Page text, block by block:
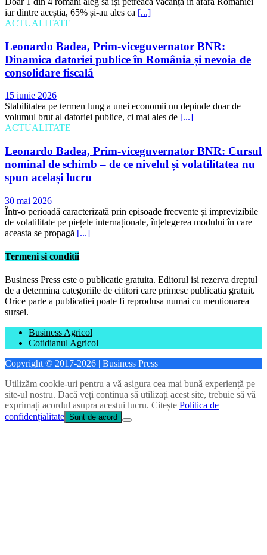
iar dintre aceștia, 65% și-au ales ca [...]
ACTUALITATE
Leonardo Badea, Prim-viceguvernator BNR:
Dinamica datoriei publice în România și nevoia de
consolidare fiscală
15 iunie 2026
Stabilitatea pe termen lung a unei economii nu depinde doar de
volumul brut al datoriei publice, ci mai ales de [...]
ACTUALITATE
Leonardo Badea, Prim-viceguvernator BNR: Cursul
nominal de schimb – de ce nivelul și volatilitatea nu
spun același lucru
30 mai 2026
Într-o perioadă caracterizată prin episoade frecvente și imprevizibile
de volatilitate pe piețele internaționale, înțelegerea modului în care
aceasta se propagă [...]
Termeni si conditii
Business Press este o publicatie gratuita. Editorul isi rezerva dreptul
de a determina categoriile de cititori care primesc publicatia gratuit.
Orice parte a publicatiei poate fi reprodusa numai cu mentionarea
sursei.
Business Agricol
Cotidianul Agricol
Copyright © 2017-2026 | Business Press
Utilizăm cookie-uri pentru a vă asigura cea mai bună experiență pe
site-ul nostru. Dacă veți continua să utilizați acest site, trebuie să vă
exprimați acordul asupra acestui lucru. Citește Politica de
confidențialitate Sunt de acord